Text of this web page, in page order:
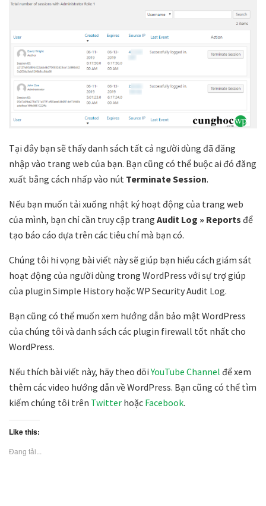
Tại đây bạn sẽ thấy danh sách tất cả người dùng đã đăng
nhập vào trang web của bạn. Bạn cũng có thể buộc ai đó đăng
xuất bằng cách nhấp vào nút Terminate Session.
Nếu bạn muốn tải xuống nhật ký hoạt động của trang web
của mình, bạn chỉ cần truy cập trang Audit Log » Reports để
tạo báo cáo dựa trên các tiêu chí mà bạn có.
Chúng tôi hi vọng bài viết này sẽ giúp bạn hiểu cách giám sát
hoạt động của người dùng trong WordPress với sự trợ giúp
của plugin Simple History hoặc WP Security Audit Log.
Bạn cũng có thể muốn xem hướng dẫn bảo mật WordPress
của chúng tôi và danh sách các plugin firewall tốt nhất cho
WordPress.
Nếu thích bài viết này, hãy theo dõiYouTube Channel để xem
thêm các video hướng dẫn về WordPress. Bạn cũng có thể tìm
kiếm chúng tôi trên Twitter hoặc Facebook.
Like this:
Đang tải...